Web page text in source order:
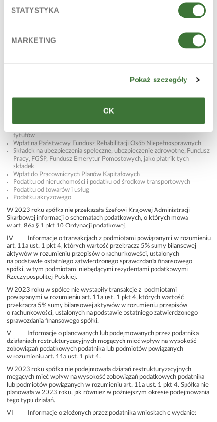
STATYSTYKA
MARKETING
Pokaż szczegóły
OK
informacji o schematach podatkowych, o których mowa w art. 86a § 1 pkt
10 Ordynacji podatkowej, z podziałem na podatki, których dotyczą.
okołopodatkowych, składając deklaracje, informacje podatkowe, realizując
terminowe wpłaty podatków i innych należności publicznoprawnych, w
Podatku dochodowego od osób prawnych i podatku dochodowego od
płatnika, od dochodów osób zagranicznych (tzw. podatek u źródła)
tytułów
Wpłat na Państwowy Fundusz Rehabilitacji Osób Niepełnosprawnych
Składek na ubezpieczenia społeczne, ubezpieczenie zdrowotne, Fundusz
Pracy, FGŚP, Fundusz Emerytur Pomostowych, jako płatnik tych
składek
Wpłat do Pracowniczych Planów Kapitałowych
Podatku od nieruchomości i podatku od środków transportowych
Podatku od towarów i usług
Podatku akcyzowego
W 2023 roku spółka nie przekazała Szefowi Krajowej Administracji
Skarbowej informacji o schematach podatkowych, o których mowa
w art. 86a § 1 pkt 10 Ordynacji podatkowej.
IV Informacje o transakcjach z podmiotami powiązanymi w rozumieniu
art. 11a ust. 1 pkt 4, których wartość przekracza 5% sumy bilansowej
aktywów w rozumieniu przepisów o rachunkowości, ustalonych
na podstawie ostatniego zatwierdzonego sprawozdania finansowego
spółki, w tym podmiotami niebędącymi rezydentami podatkowymi
Rzeczypospolitej Polskiej.
W 2023 roku w spółce nie wystąpiły transakcje z podmiotami
powiązanymi w rozumieniu art. 11a ust. 1 pkt 4, których wartość
przekracza 5% sumy bilansowej aktywów w rozumieniu przepisów
o rachunkowości, ustalonych na podstawie ostatniego zatwierdzonego
sprawozdania finansowego spółki.
V Informacje o planowanych lub podejmowanych przez podatnika
działaniach restrukturyzacyjnych mogących mieć wpływ na wysokość
zobowiązań podatkowych podatnika lub podmiotów powiązanych
w rozumieniu art. 11a ust. 1 pkt 4.
W 2023 roku spółka nie podejmowała działań restrukturyzacyjnych
mogących mieć wpływ na wysokość zobowiązań podatkowych podatnika
lub podmiotów powiązanych w rozumieniu art. 11a ust. 1 pkt 4. Spółka nie
planowała w 2023 roku, jak również w późniejszym okresie podejmowania
tego typu działań.
VI Informacje o złożonych przez podatnika wnioskach o wydanie: